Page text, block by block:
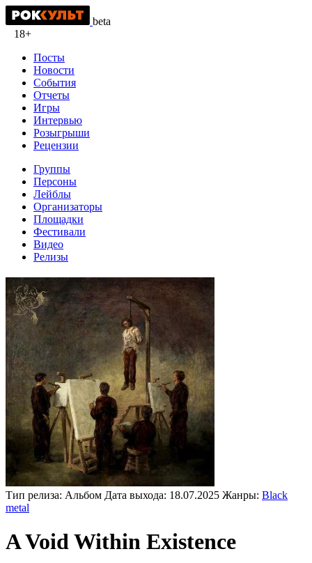
beta
18+
Посты
Новости
События
Отчеты
Игры
Интервью
Розыгрыши
Рецензии
Группы
Персоны
Лейблы
Организаторы
Площадки
Фестивали
Видео
Релизы
Тип релиза: Альбом Дата выхода: 18.07.2025 Жанры: Black
metal
A Void Within Existence